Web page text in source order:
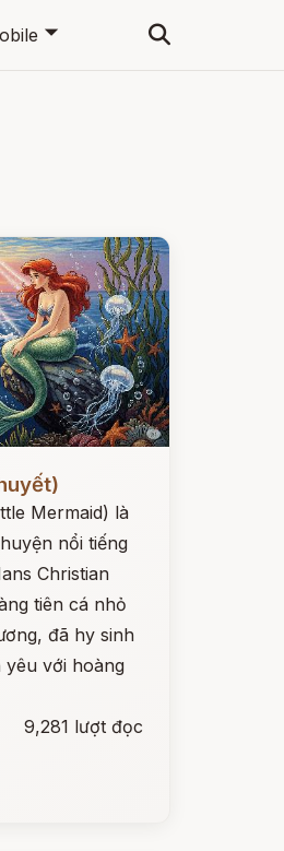
🞃
Mermaid) là
nổi tiếng
Christian
tiên cá nhỏ
đã hy sinh
với hoàng
9,281 lượt đọc